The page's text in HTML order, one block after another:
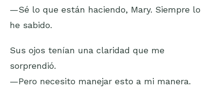
—Sé lo que están haciendo, Mary. Siempre lo
he sabido.
Sus ojos tenían una claridad que me
sorprendió.
—Pero necesito manejar esto a mi manera.